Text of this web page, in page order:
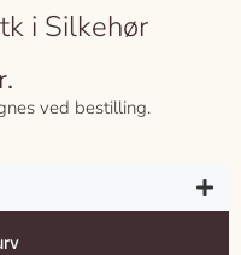
i Silkehør
ved bestilling.